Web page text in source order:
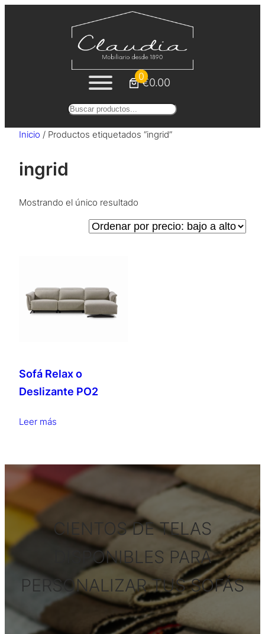
0
€0.00
Buscar
Inicio / Productos etiquetados “ingrid”
ingrid
Mostrando el único resultado
Sofá Relax o
Deslizante PO2
Leer más
CIENTOS DE TELAS
DISPONIBLES PARA
PERSONALIZAR TUS SOFÁS